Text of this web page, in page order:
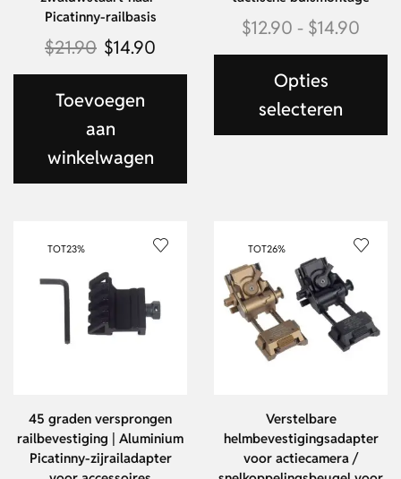
Picatinny-railbasis
$21.90 $14.90
Toevoegen
aan
winkelwagen
$12.90 - $14.90
Opties
selecteren
TOT23%
45 graden versprongen
railbevestiging | Aluminium
Picatinny-zijrailadapter
TOT26%
Verstelbare
helmbevestigingsadapter
voor actiecamera /